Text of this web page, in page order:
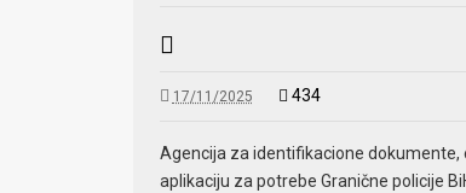
17/11/2025 434
Agencija za identifikacione dokumente,
aplikaciju za potrebe Granične policije